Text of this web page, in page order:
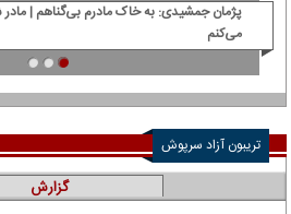
پژمان جمشیدی: ‌به خاک مادرم بی‌گناهم | مادر
می‌کنم
تریبون آزاد سرپوش
گزارش